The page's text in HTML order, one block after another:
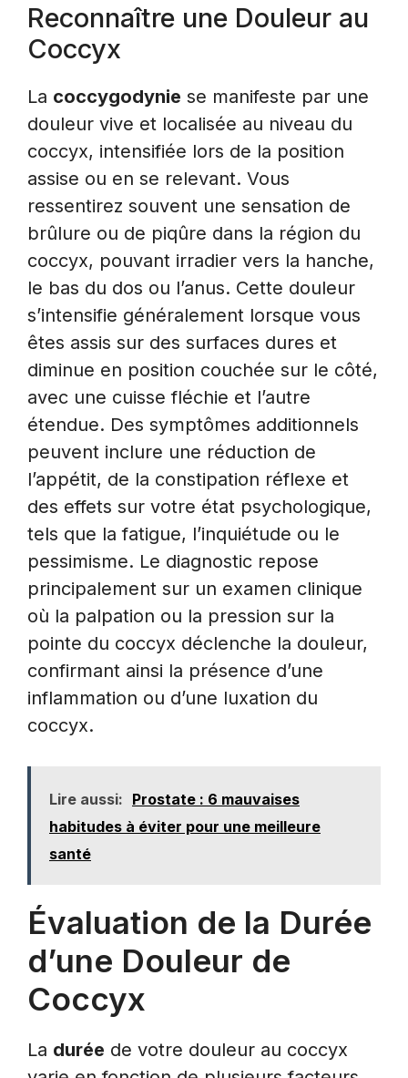
Reconnaître une Douleur au
Coccyx
La coccygodynie se manifeste par une
douleur vive et localisée au niveau du
coccyx, intensifiée lors de la position
assise ou en se relevant. Vous
ressentirez souvent une sensation de
brûlure ou de piqûre dans la région du
coccyx, pouvant irradier vers la hanche,
le bas du dos ou l’anus. Cette douleur
s’intensifie généralement lorsque vous
êtes assis sur des surfaces dures et
diminue en position couchée sur le côté,
avec une cuisse fléchie et l’autre
étendue. Des symptômes additionnels
peuvent inclure une réduction de
l’appétit, de la constipation réflexe et
des effets sur votre état psychologique,
tels que la fatigue, l’inquiétude ou le
pessimisme. Le diagnostic repose
principalement sur un examen clinique
où la palpation ou la pression sur la
pointe du coccyx déclenche la douleur,
confirmant ainsi la présence d’une
inflammation ou d’une luxation du
coccyx.
Lire aussi: Prostate : 6 mauvaises
habitudes à éviter pour une meilleure
santé
Évaluation de la Durée
d’une Douleur de
Coccyx
La durée de votre douleur au coccyx